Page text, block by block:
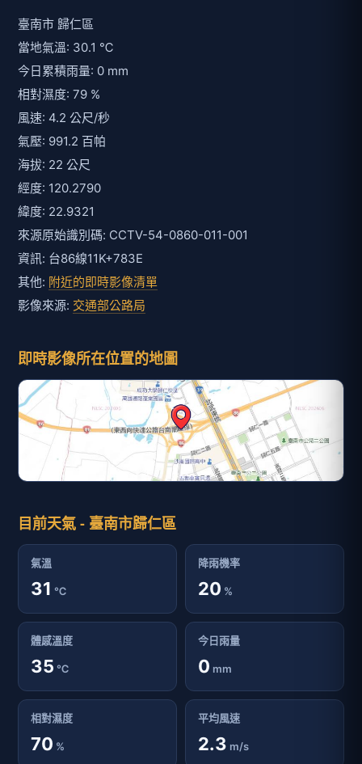
臺南市 歸仁區
當地氣溫: 30.1 ℃
今日累積雨量: 0 mm
相對濕度: 79 %
風速: 4.2 公尺/秒
氣壓: 991.2 百帕
海拔: 22 公尺
經度: 120.2790
緯度: 22.9321
來源原始識別碼: CCTV-54-0860-011-001
資訊: 台86線11K+783E
其他: 附近的即時影像清單
影像來源: 交通部公路局
即時影像所在位置的地圖
目前天氣 - 臺南市歸仁區
氣溫
31 ℃
降雨機率
20 %
體感溫度
35 ℃
今日雨量
0 mm
相對濕度
70 %
平均風速
2.3 m/s